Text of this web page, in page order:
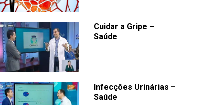
Cuidar a Gripe –
Saúde
Infecções Urinárias –
Saúde